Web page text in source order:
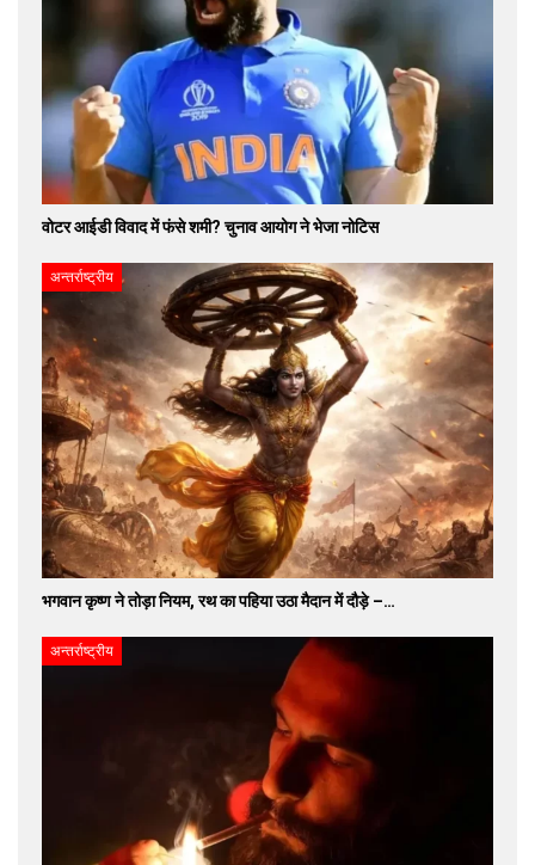
वोटर आईडी विवाद में फंसे शमी? चुनाव आयोग ने भेजा नोटिस
अन्तर्राष्ट्रीय
भगवान कृष्ण ने तोड़ा नियम, रथ का पहिया उठा मैदान में दौड़े –…
अन्तर्राष्ट्रीय